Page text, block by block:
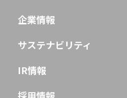
企業情報
サステナビリティ
IR情報